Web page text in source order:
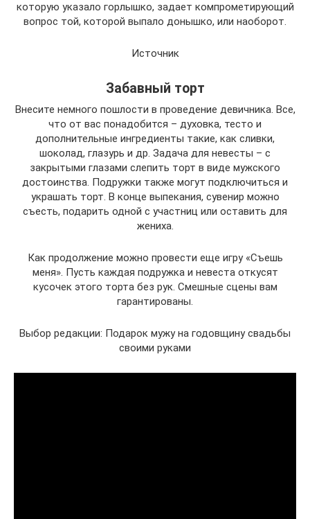
которую указало горлышко, задает компрометирующий
вопрос той, которой выпало донышко, или наоборот.
Источник
Забавный торт
Внесите немного пошлости в проведение девичника. Все,
что от вас понадобится – духовка, тесто и
дополнительные ингредиенты такие, как сливки,
шоколад, глазурь и др. Задача для невесты – с
закрытыми глазами слепить торт в виде мужского
достоинства. Подружки также могут подключиться и
украшать торт. В конце выпекания, сувенир можно
съесть, подарить одной с участниц или оставить для
жениха.
Как продолжение можно провести еще игру «Съешь
меня». Пусть каждая подружка и невеста откусят
кусочек этого торта без рук. Смешные сцены вам
гарантированы.
Выбор редакции: Подарок мужу на годовщину свадьбы
своими руками